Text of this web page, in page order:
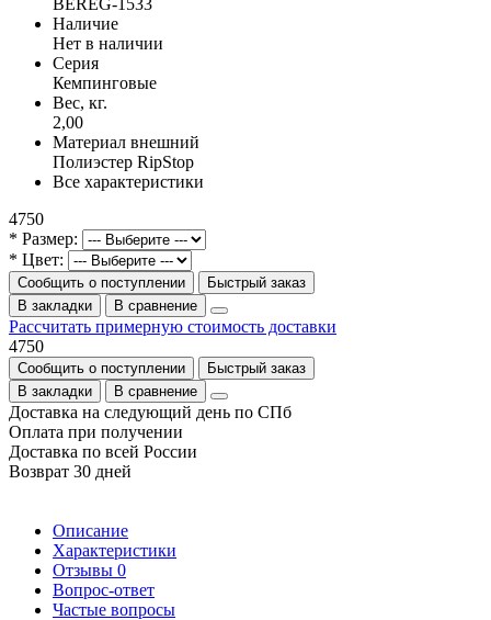
Наличие
Нет в наличии
Серия
Кемпинговые
Вес, кг.
2,00
Материал внешний
Полиэстер RipStop
Все характеристики
4750
* Размер:
* Цвет:
Сообщить о поступлении
Быстрый заказ
В закладки
В сравнение
Рассчитать примерную стоимость доставки
4750
Сообщить о поступлении
Быстрый заказ
В закладки
В сравнение
Доставка на следующий день по СПб
Оплата при получении
Доставка по всей России
Возврат 30 дней
Описание
Характеристики
Отзывы 0
Вопрос-ответ
Частые вопросы